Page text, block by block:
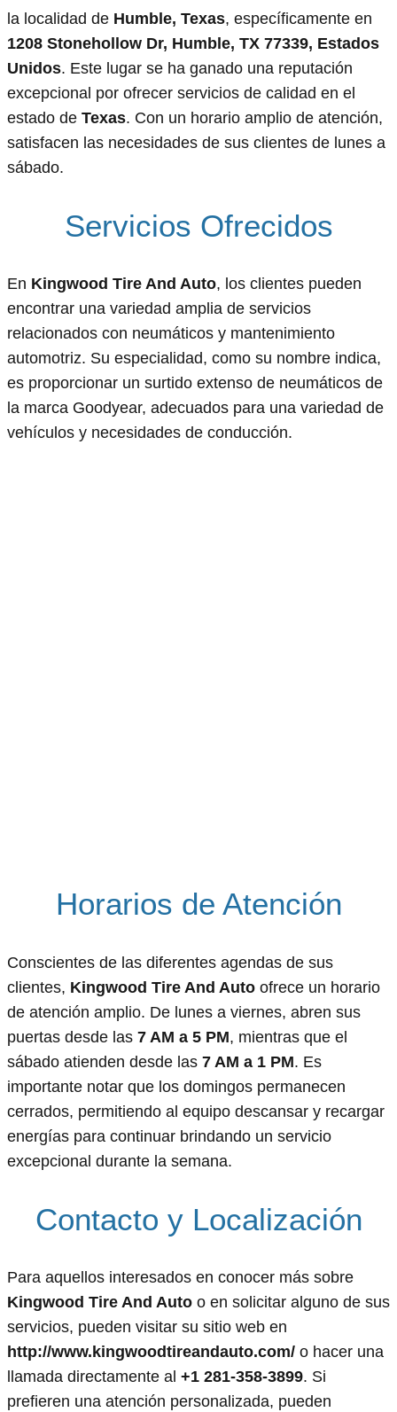
la localidad de Humble, Texas, específicamente en
1208 Stonehollow Dr, Humble, TX 77339, Estados
Unidos. Este lugar se ha ganado una reputación
excepcional por ofrecer servicios de calidad en el
estado de Texas. Con un horario amplio de atención,
satisfacen las necesidades de sus clientes de lunes a
sábado.
Servicios Ofrecidos
En Kingwood Tire And Auto, los clientes pueden
encontrar una variedad amplia de servicios
relacionados con neumáticos y mantenimiento
automotriz. Su especialidad, como su nombre indica,
es proporcionar un surtido extenso de neumáticos de
la marca Goodyear, adecuados para una variedad de
vehículos y necesidades de conducción.
Horarios de Atención
Conscientes de las diferentes agendas de sus
clientes, Kingwood Tire And Auto ofrece un horario
de atención amplio. De lunes a viernes, abren sus
puertas desde las 7 AM a 5 PM, mientras que el
sábado atienden desde las 7 AM a 1 PM. Es
importante notar que los domingos permanecen
cerrados, permitiendo al equipo descansar y recargar
energías para continuar brindando un servicio
excepcional durante la semana.
Contacto y Localización
Para aquellos interesados en conocer más sobre
Kingwood Tire And Auto o en solicitar alguno de sus
servicios, pueden visitar su sitio web en
http://www.kingwoodtireandauto.com/ o hacer una
llamada directamente al +1 281-358-3899. Si
prefieren una atención personalizada, pueden